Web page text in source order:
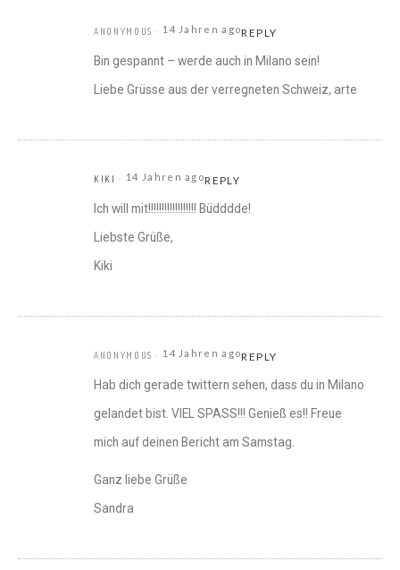
ANONYMOUS 14 Jahren agoREPLY
Bin gespannt – werde auch in Milano sein!
Liebe Grüsse aus der verregneten Schweiz, arte
KIKI 14 Jahren agoREPLY
Ich will mit!!!!!!!!!!!!!!!!!! Büdddde!
Liebste Grüße,
Kiki
ANONYMOUS 14 Jahren agoREPLY
Hab dich gerade twittern sehen, dass du in Milano
gelandet bist. VIEL SPASS!!! Genieß es!! Freue
mich auf deinen Bericht am Samstag.
Ganz liebe Grüße
Sandra